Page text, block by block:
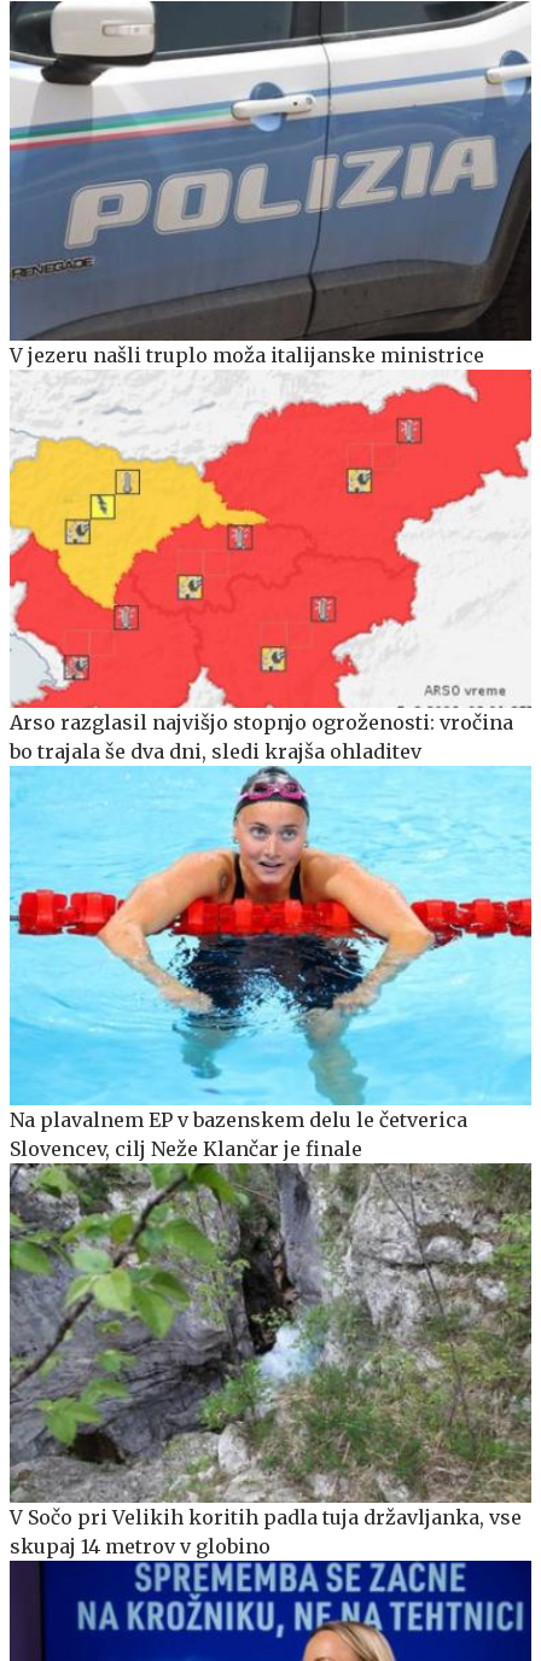
V jezeru našli truplo moža italijanske ministrice
Arso razglasil najvišjo stopnjo ogroženosti: vročina
bo trajala še dva dni, sledi krajša ohladitev
Na plavalnem EP v bazenskem delu le četverica
Slovencev, cilj Neže Klančar je finale
V Sočo pri Velikih koritih padla tuja državljanka, vse
skupaj 14 metrov v globino